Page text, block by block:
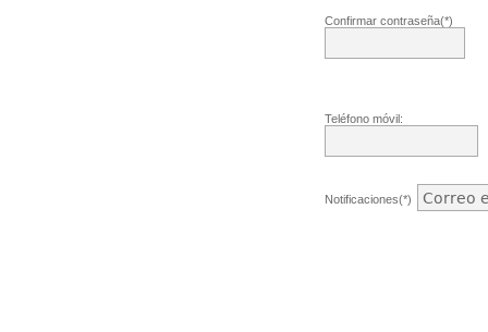
Confirmar contraseña(*)
Teléfono móvil:
Notificaciones(*)